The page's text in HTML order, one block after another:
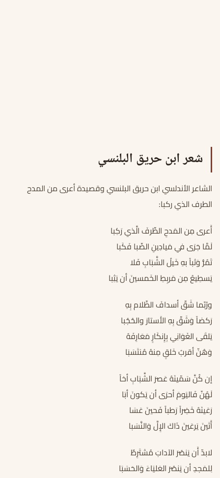
شعر ابن حريق البلنسي
الشاعر الأندلسي ابن حريق البلنسي وقصيدة أعرى من المدح
الطرف الذي ركبا:
أَعرى مِن المَدحِ الطِّرفَ الَّذي رَكِبا
لَمَّا جَرَى في مَيادِينِ الصِّبا فَكَبا
تَمُرُّ وَثباً بهِ خَيلُ الشَّبَابِ فَلا
يَسطِيعُ مِن مَربِطِ الخَمسينَ أن يَثِبا
ورُبّما شَقّ أسدافَ الظّلام بِهِ
رَكضاً وَشَقّ بِهِ الأَستارَ والحُجُبا
يَلقَى الغَوَانِي بِإِنكَارٍ مَعَارِفَهُ
وَهُنّ أقربُ خَلقٍ مِنهُ مُنتَسَبَا
إن كُنَّ سَمّينَهُ عَصرَ الشَّبَابِ أخاً
لَهُنّ فَاليَومَ أحرَى أن يَكونَ أبَا
رَعَينَهُ خَضِراً رَطباً فَحينَ عَسَا
أَتَينَ يَرعَينَ ذَاكَ الإِلَّ وَالنَّسَبا
لابدّ أَن يَنصُرَ الآدابَ مُشتَرِطٌ
لِلمَجدِ أن يَنصُرَ العَليَاءَ وَالحَسَبَا